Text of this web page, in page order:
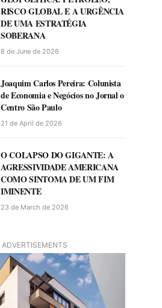
RISCO GLOBAL E A URGÊNCIA
DE UMA ESTRATÉGIA
SOBERANA
8 de June de 2026
Joaquim Carlos Pereira: Colunista
de Economia e Negócios no Jornal o
Centro São Paulo
21 de April de 2026
O COLAPSO DO GIGANTE: A
AGRESSIVIDADE AMERICANA
COMO SINTOMA DE UM FIM
IMINENTE
23 de March de 2026
ADVERTISEMENTS